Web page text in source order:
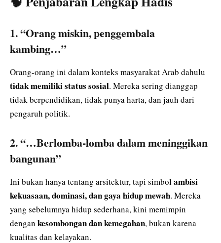
1.“Orang miskin, penggembala
kambing…”
Orang-orang ini dalam konteks masyarakat Arab dahulu
tidak memiliki status sosial. Mereka sering dianggap
tidak berpendidikan, tidak punya harta, dan jauh dari
pengaruh politik.
2.“…Berlomba-lomba dalam meninggikan
bangunan”
Ini bukan hanya tentang arsitektur, tapi simbolambisi
kekuasaan, dominasi, dan gaya hidup mewah. Mereka
yang sebelumnya hidup sederhana, kini memimpin
dengan kesombongan dan kemegahan, bukan karena
kualitas dan kelayakan.